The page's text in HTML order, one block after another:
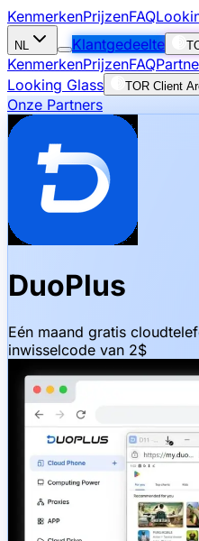
KenmerkenPrijzenFAQ
NL Klantgedeelte
KenmerkenPrijzenFAQ
Looking Glass
TOR Client
Onze Partners
DuoPlus
Eén maand gratis
inwisselcode van 2$